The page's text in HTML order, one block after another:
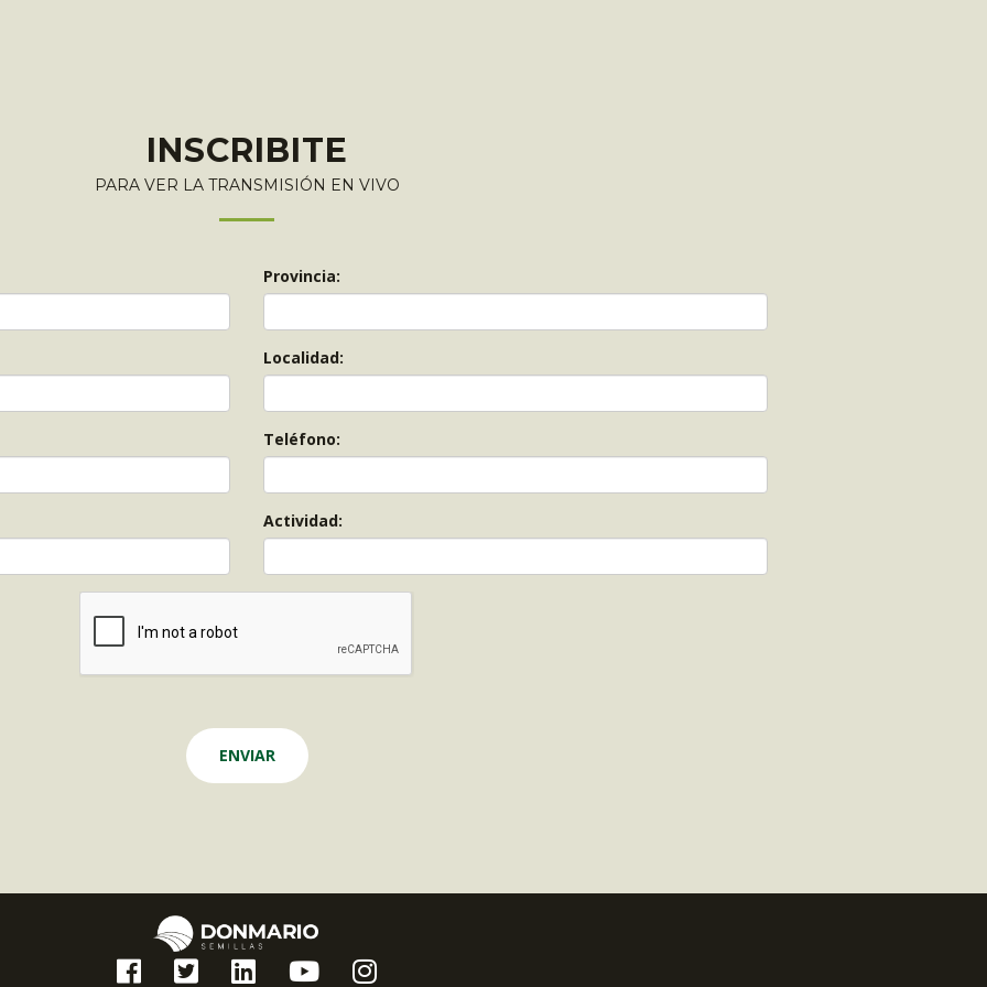
INSCRIBITE
PARA VER LA TRANSMISIÓN EN VIVO
Provincia:
Localidad:
Teléfono:
Actividad: